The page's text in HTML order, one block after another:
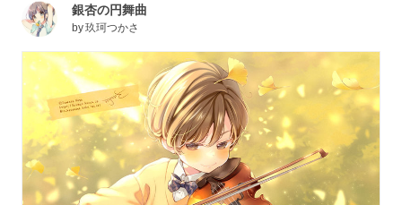
銀杏の円舞曲
by玖珂つかさ